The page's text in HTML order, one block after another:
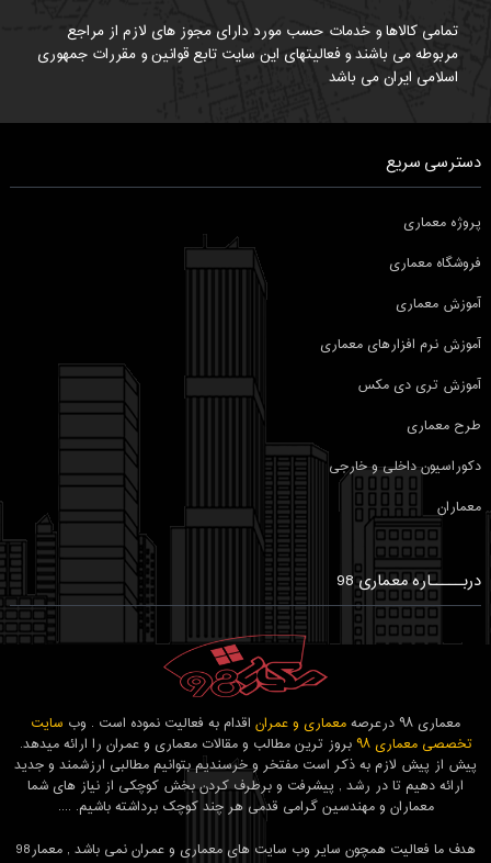
تمامی کالاها و خدمات حسب مورد دارای مجوز های لازم از مراجع
مربوطه می باشند و فعالیتهای این سایت تابع قوانین و مقررات جمهوری
اسلامی ایران می باشد
دسترسی سریع
پروژه معماری
فروشگاه معماری
آموزش معماری
آموزش نرم افزارهای معماری
آموزش تری دی مکس
طرح معماری
دکوراسیون داخلی و خارجی
معماران
دربـــــاره معماری 98
معماری ۹۸ درعرصه معماری و عمران اقدام به فعالیت نموده است . وب سایت
تخصصی معماری ۹۸
بروز ترین مطالب و مقالات معماری و عمران را ارائه میدهد.
پیش از پیش لازم به ذکر است مفتخر و خرسندیم بتوانیم مطالبی ارزشمند و جدید
ارائه دهیم تا در رشد , پیشرفت و برطرف کردن بخش کوچکی از نیاز های شما
معماران و مهندسین گرامی قدمی هر چند کوچک برداشته باشیم. ....
هدف ما فعالیت همچون سایر وب سایت های معماری و عمران نمی باشد , معمار98